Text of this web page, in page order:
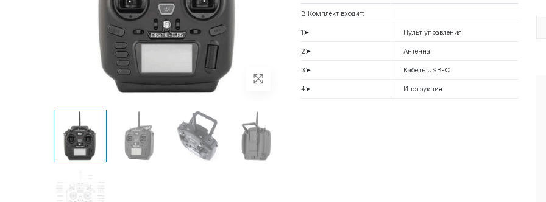
В Комплект входит:
1➤ Пульт управления
2➤ Антенна
3➤ Кабель USB-C
4➤ Инструкция